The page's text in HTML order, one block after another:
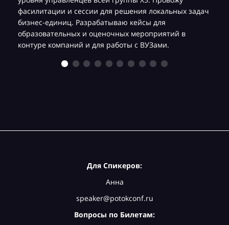
фасилитации и сессии для решения локальных задач
бизнес-единиц. Разрабатываю кейсы для
образовательных и оценочных мероприятий в
контуре компаний и для работы с ВУЗами.
Для Спикеров:
Анна
speaker@potokconf.ru
Вопросы по Билетам: